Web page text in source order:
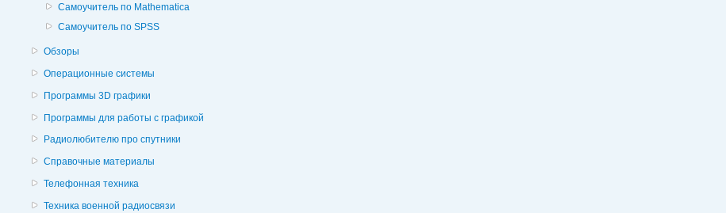
Самоучитель по Mathematica
Самоучитель по SPSS
Обзоры
Операционные системы
Программы 3D графики
Программы для работы с графикой
Радиолюбителю про спутники
Справочные материалы
Телефонная техника
Техника военной радиосвязи